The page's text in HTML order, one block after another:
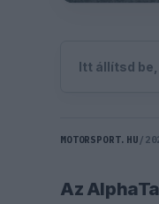
Itt állítsd
MOTORSPORT.HU /
Az